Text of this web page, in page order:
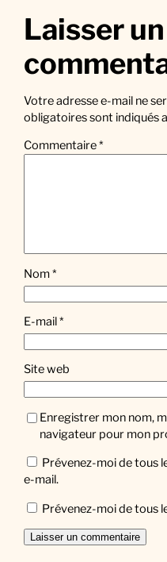
Laisser un
Votre adresse e-mail ne
obligatoires sont indiqués
Commentaire*
Nom*
E-mail*
Site web
Enregistrer mon nom,
navigateur pour mon
Prévenez-moi de tous
e-mail.
Prévenez-moi de tous